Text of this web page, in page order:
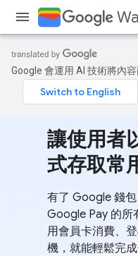
Google 會運用 AI 技術將內
讓使用者
式存取常
有了 Google 錢
Google Pay 的所
用會員卡消費、
機，就能輕鬆完成